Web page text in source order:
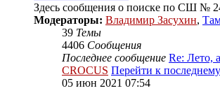
Здесь сообщения о поиске по СШ №
Модераторы: Владимир Засухин,
39 Темы
4406 Сообщения
Последнее сообщение Re: Лето,
CROCUS Перейти к
05 июн 2021 07:54